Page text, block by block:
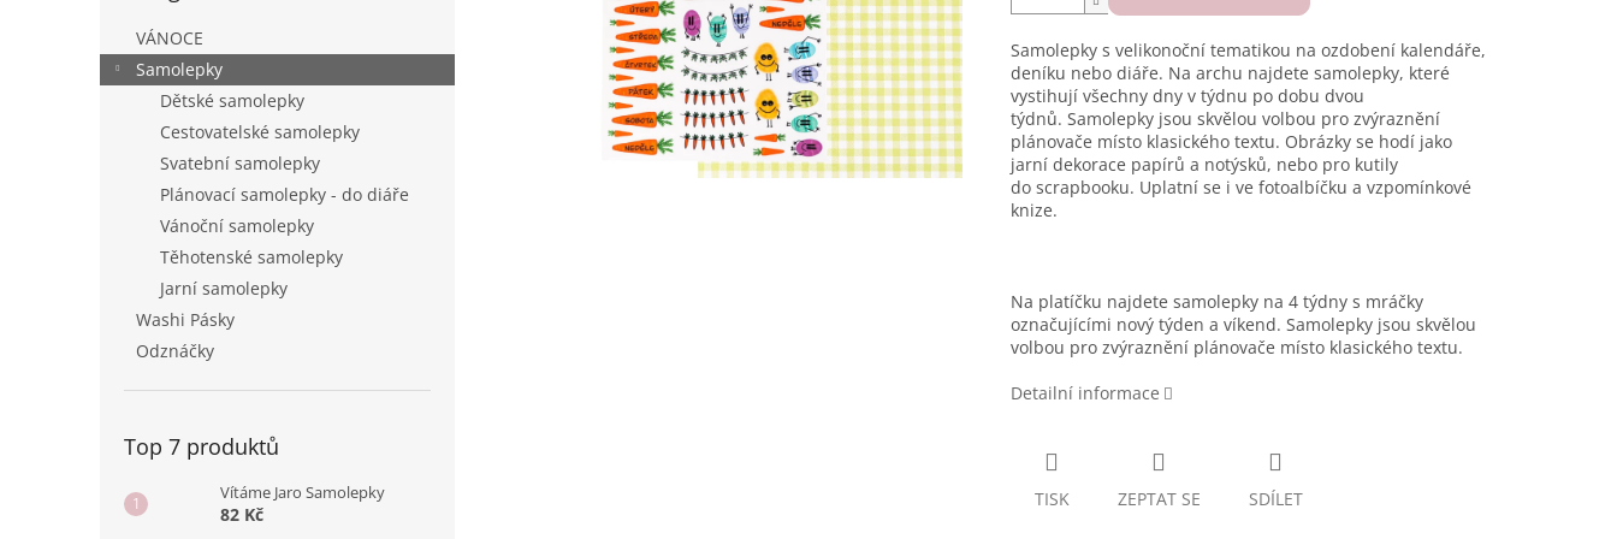
l
VÁNOCE
Samolepky
Dětské samolepky
Cestovatelské samolepky
Svatební samolepky
Plánovací samolepky - do diáře
Vánoční samolepky
Těhotenské samolepky
Jarní samolepky
Washi Pásky
Odznáčky
Top 7 produktů
Vítáme Jaro Samolepky
82 Kč
Samolepky s velikonoční tematikou na ozdobení kalendáře,
deníku nebo diáře. Na archu najdete samolepky, které
vystihují všechny dny v týdnu po dobu dvou
týdnů. Samolepky jsou skvělou volbou pro zvýraznění
plánovače místo klasického textu. Obrázky se hodí jako
jarní dekorace papírů a notýsků, nebo pro kutily
do scrapbooku. Uplatní se i ve fotoalbíčku a vzpomínkové
knize.
Na platíčku najdete samolepky na 4 týdny s mráčky
označujícími nový týden a víkend. Samolepky jsou skvělou
volbou pro zvýraznění plánovače místo klasického textu.
Detailní informace
TISK ZEPTAT SE SDÍLET